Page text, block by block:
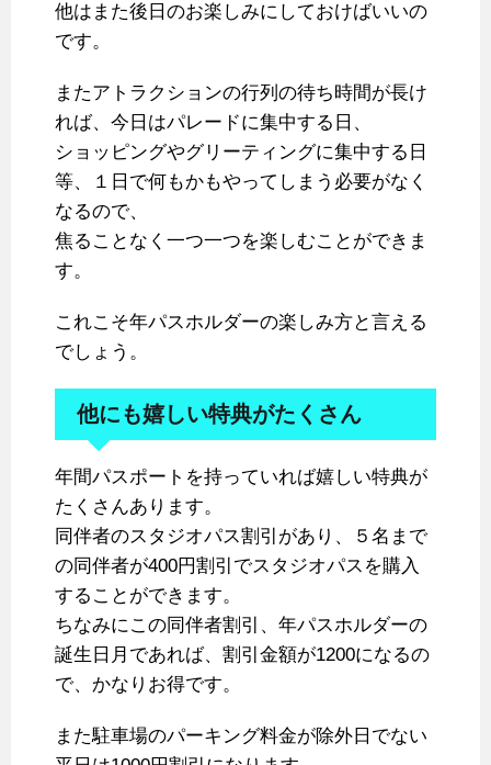
他はまた後日のお楽しみにしておけばいいの
です。
またアトラクションの行列の待ち時間が長け
れば、今日はパレードに集中する日、
ショッピングやグリーティングに集中する日
等、１日で何もかもやってしまう必要がなく
なるので、
焦ることなく一つ一つを楽しむことができま
す。
これこそ年パスホルダーの楽しみ方と言える
でしょう。
他にも嬉しい特典がたくさん
年間パスポートを持っていれば嬉しい特典が
たくさんあります。
同伴者のスタジオパス割引があり、５名まで
の同伴者が400円割引でスタジオパスを購入
することができます。
ちなみにこの同伴者割引、年パスホルダーの
誕生日月であれば、割引金額が1200になるの
で、かなりお得です。
また駐車場のパーキング料金が除外日でない